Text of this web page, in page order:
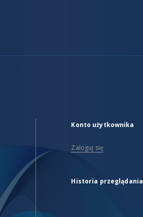
Konto użytkownika
Zaloguj się
Historia przeglądania